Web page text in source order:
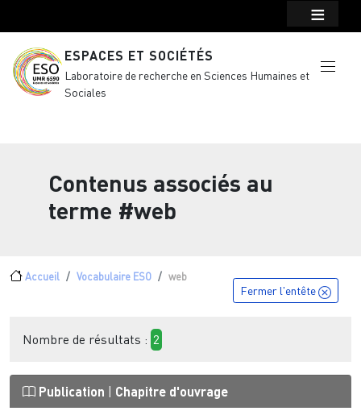
ESPACES ET SOCIÉTÉS
Laboratoire de recherche en Sciences Humaines et
Sociales
Contenus associés au
terme #web
Fil d'Ariane
Accueil Vocabulaire ESO web
Fermer l'entête
Nombre de résultats : 2
Publication Chapitre d'ouvrage